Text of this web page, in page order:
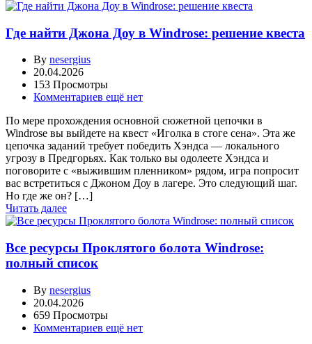
Где найти Джона Доу в Windrose: решение квеста
By nesergius
20.04.2026
153 Просмотры
Комментариев ещё нет
По мере прохождения основной сюжетной цепочки в
Windrose вы выйдете на квест «Иголка в стоге сена». Эта же
цепочка заданий требует победить Хэндса — локального
угрозу в Предгорьях. Как только вы одолеете Хэндса и
поговорите с «выжившим пленником» рядом, игра попросит
вас встретиться с Джоном Доу в лагере. Это следующий шаг.
Но где же он? […]
Читать далее
Все ресурсы Проклятого болота Windrose:
полный список
By nesergius
20.04.2026
659 Просмотры
Комментариев ещё нет